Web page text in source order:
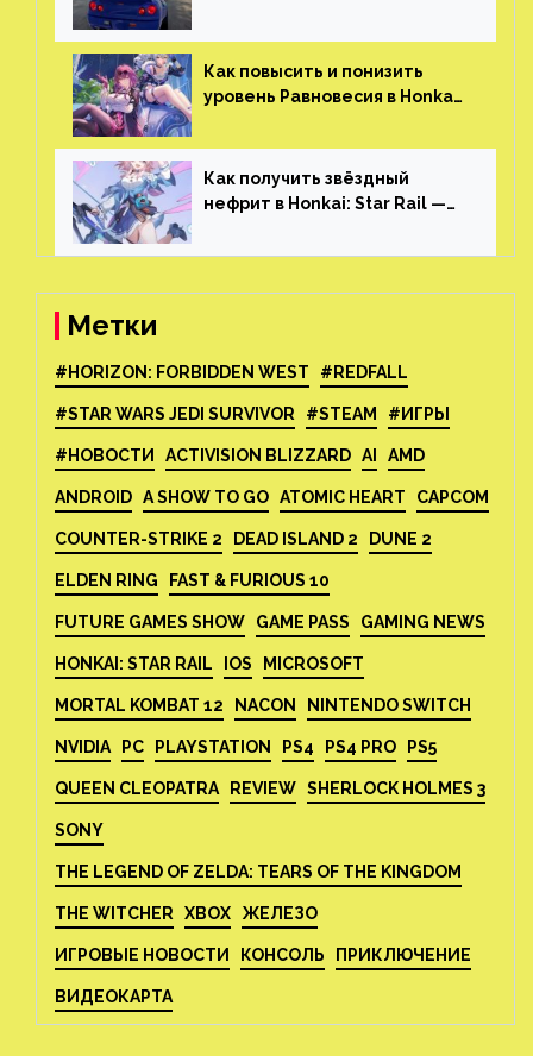
который больше, чем в
Skyrim и GTA: San Andreas
Как повысить и понизить
уровень Равновесия в Honkai:
Как получить звёздный
нефрит в Honkai: Star Rail —
Метки
#HORIZON: FORBIDDEN WEST #REDFALL
#STAR WARS JEDI SURVIVOR #STEAM #ИГРЫ
#НОВОСТИ ACTIVISION BLIZZARD AI AMD
ANDROID A SHOW TO GO ATOMIC HEART CAPCOM
COUNTER-STRIKE 2 DEAD ISLAND 2 DUNE 2
ELDEN RING FAST & FURIOUS 10
FUTURE GAMES SHOW GAME PASS GAMING NEWS
HONKAI: STAR RAIL IOS MICROSOFT
MORTAL KOMBAT 12 NACON NINTENDO SWITCH
NVIDIA PC PLAYSTATION PS4 PS4 PRO PS5
QUEEN CLEOPATRA REVIEW SHERLOCK HOLMES 3
SONY
THE LEGEND OF ZELDA: TEARS OF THE KINGDOM
THE WITCHER XBOX ЖЕЛЕЗО
ИГРОВЫЕ НОВОСТИ КОНСОЛЬ ПРИКЛЮЧЕНИЕ
ВИДЕОКАРТА